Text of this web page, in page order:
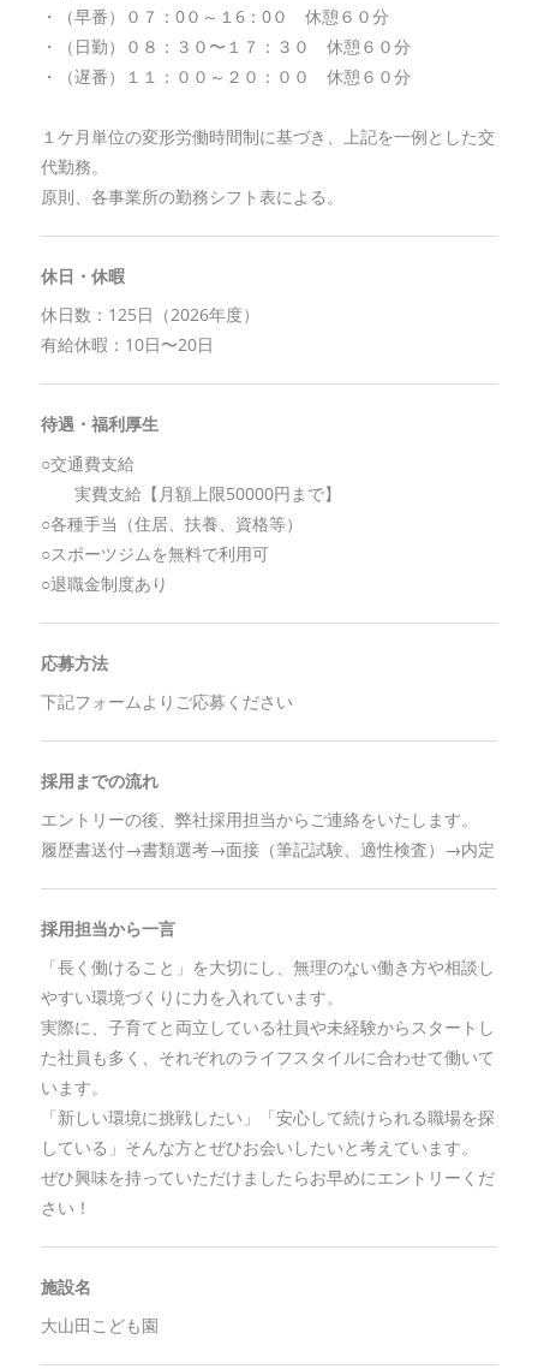
・（早番）０７：0０～１6：0０ 休憩６０分
・（日勤）０８：３０〜１７：３０ 休憩６０分
・（遅番）１１：００～２０：００ 休憩６０分
１ケ月単位の変形労働時間制に基づき、上記を一例とした交
代勤務。
原則、各事業所の勤務シフト表による。
休日・休暇
休日数：125日（2026年度）
有給休暇：10日〜20日
待遇・福利厚生
○交通費支給
実費支給【月額上限50000円まで】
○各種手当（住居、扶養、資格等）
○スポーツジムを無料で利用可
○退職金制度あり
応募方法
下記フォームよりご応募ください
採用までの流れ
エントリーの後、弊社採用担当からご連絡をいたします。
履歴書送付→書類選考→面接（筆記試験、適性検査）→内定
採用担当から一言
「長く働けること」を大切にし、無理のない働き方や相談し
やすい環境づくりに力を入れています。
実際に、子育てと両立している社員や未経験からスタートし
た社員も多く、それぞれのライフスタイルに合わせて働いて
います。
「新しい環境に挑戦したい」「安心して続けられる職場を探
している」そんな方とぜひお会いしたいと考えています。
ぜひ興味を持っていただけましたらお早めにエントリーくだ
さい！
施設名
大山田こども園